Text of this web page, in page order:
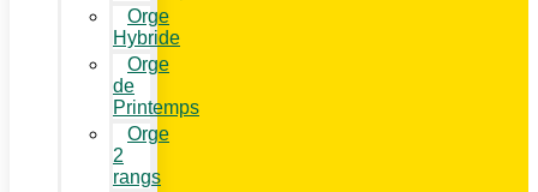
Orge
Hybride
Orge
de
Printemps
Orge
2
rangs